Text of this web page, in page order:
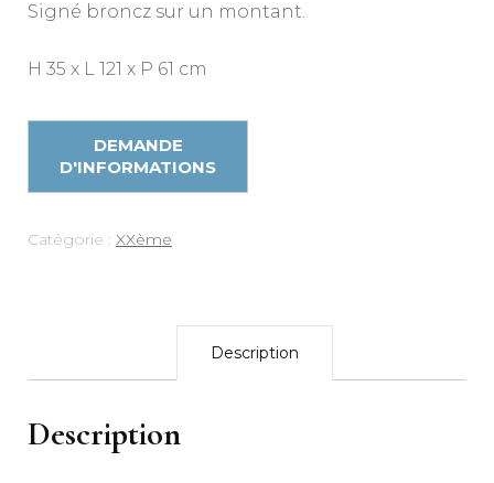
Signé broncz sur un montant.
H 35 x L 121 x P 61 cm
Catégorie : XXème
Description
Description